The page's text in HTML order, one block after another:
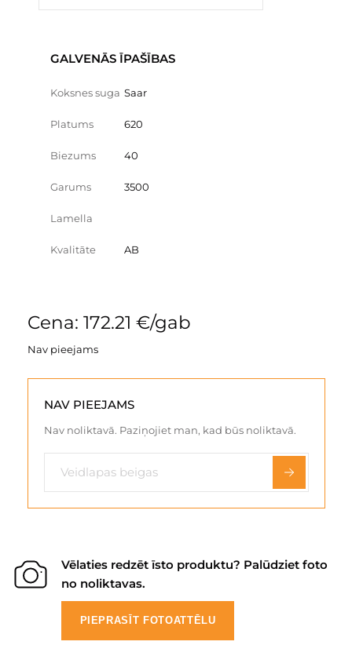
GALVENĀS ĪPAŠĪBAS
Koksnes suga Saar
Platums 620
Biezums 40
Garums 3500
Lamella
Kvalitāte AB
Cena: 172.21 €/gab
Nav pieejams
NAV PIEEJAMS
Nav noliktavā. Paziņojiet man, kad būs noliktavā.
Vēlaties redzēt īsto produktu? Palūdziet foto
no noliktavas.
PIEPRASĪT FOTOATTĒLU